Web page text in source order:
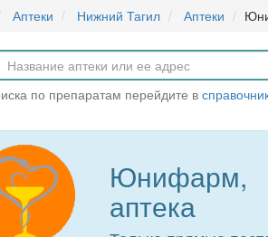
Аптеки Нижний Тагил Аптеки
по препаратам перейдите в
Юнифарм,
аптека